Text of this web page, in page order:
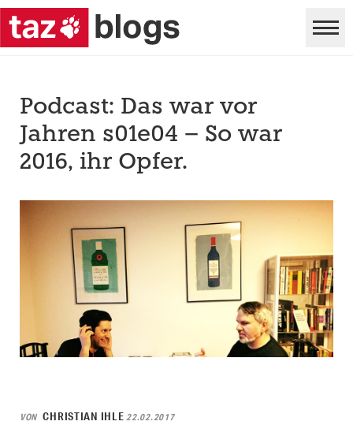
Podcast: Das war vor
Jahren s01e04 – So war
2016, ihr Opfer.
VON CHRISTIAN IHLE22.02.2017